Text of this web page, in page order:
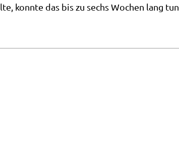
konnte das bis zu sechs Wochen lang tun.